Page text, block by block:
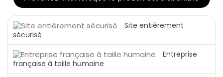
Site entièrement
sécurisé
Entreprise
française à taille humaine